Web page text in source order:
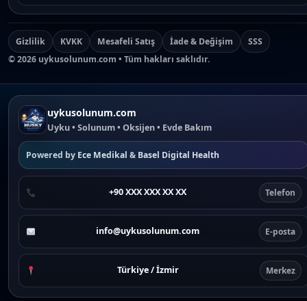
Gizlilik KVKK Mesafeli Satış İade & Değişim
SSS
©2026 uykusolunum.com • Tüm hakları saklıdır.
uykusolunum.com
Uyku • Solunum • Oksijen • Evde Bakım
Powered by Ece Medikal & Basel Digital Health
+90 XXX XXX XX XX Telefon
info@uykusolunum.com E-posta
Türkiye / İzmir Merkez